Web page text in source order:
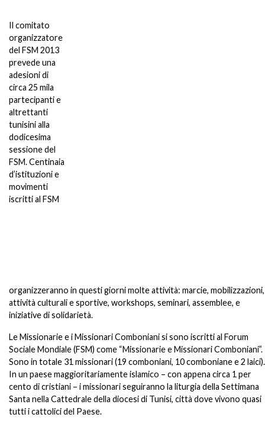
Il comitato
organizzatore
del FSM 2013
prevede una
adesioni di
circa 25 mila
partecipanti e
altrettanti
tunisini alla
dodicesima
sessione del
FSM. Centinaia
d’istituzioni e
movimenti
iscritti al FSM
organizzeranno in questi giorni molte attività: marcie, mobilizzazioni,
attività culturali e sportive, workshops, seminari, assemblee, e
iniziative di solidarietà.
Le Missionarie e i Missionari Comboniani si sono iscritti al Forum
Sociale Mondiale (FSM) come “Missionarie e Missionari Comboniani”.
Sono in totale 31 missionari (19 comboniani, 10 comboniane e 2 laici).
In un paese maggioritariamente islamico – con appena circa 1 per
cento di cristiani – i missionari seguiranno la liturgia della Settimana
Santa nella Cattedrale della diocesi di Tunisi, città dove vivono quasi
tutti i cattolici del Paese.